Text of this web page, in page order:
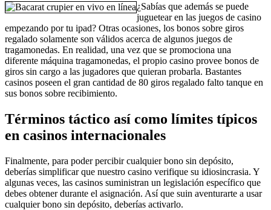
¿Sabías que además se puede
juguetear en las juegos de casino
empezando por tu ipad? Otras ocasiones, los bonos sobre giros
regalado solamente son válidos acerca de algunos juegos de
tragamonedas. En realidad, una vez que se promociona una
diferente máquina tragamonedas, el propio casino provee bonos de
giros sin cargo a las jugadores que quieran probarla. Bastantes
casinos poseen el gran cantidad de 80 giros regalado falto tanque en
sus bonos sobre recibimiento.
Términos táctico así­ como límites típicos
en casinos internacionales
Finalmente, para poder percibir cualquier bono sin depósito,
deberías simplificar que nuestro casino verifique su idiosincrasia. Y
algunas veces, las casinos suministran un legislación específico que
debes obtener durante el asignación. Así que suin aventurarte a usar
cualquier bono sin depósito, deberías activarlo.